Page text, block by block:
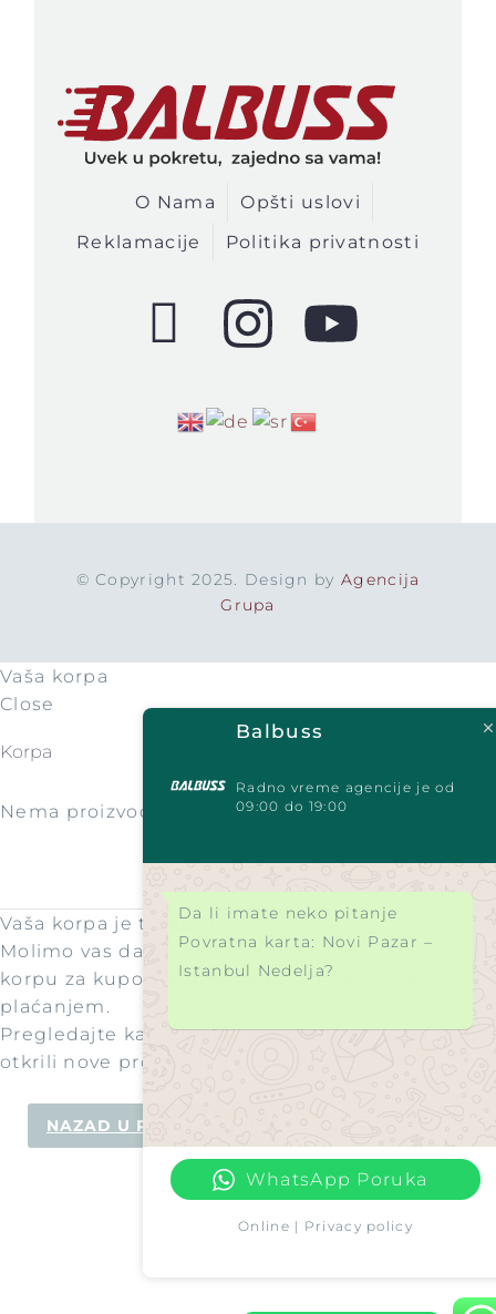
O Nama
Opšti uslovi
Reklamacije
Politika privatnosti
© Copyright 2025. Design by Agencija
Grupa
Balbuss
Radno vreme agencije je od
09:00 do 19:00
Da li imate neko pitanje
Povratna karta: Novi Pazar –
Istanbul Nedelja?
WhatsApp Poruka
Online | Privacy policy
Vaša korpa
Close
Korpa
Nema proizvoda u korpi.
Vaša korpa je trenutno prazna.
Molimo vas da dodate nekoliko proizvoda u
korpu za kupovinu pre nego što nastavite sa
plaćanjem.
Pregledajte kategorije naše prodavnice da biste
otkrili nove proizvode i posebne ponude.
NAZAD U PRODAVNICU